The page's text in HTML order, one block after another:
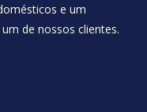
e um
de nossos clientes.